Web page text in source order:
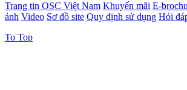
Trang tin OSC Việt Nam Khuyến mãi E-
ảnh Video Sơ đồ site Quy định sử dụng Hỏi
To Top